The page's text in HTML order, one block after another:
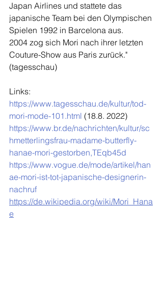
Japan Airlines und stattete das
japanische Team bei den Olympischen
Spielen 1992 in Barcelona aus.
2004 zog sich Mori nach ihrer letzten
Couture-Show aus Paris zurück."
(tagesschau)
Links:
https://www.tagesschau.de/kultur/tod-
mori-mode-101.html (18.8. 2022)
https://www.br.de/nachrichten/kultur/sc
hmetterlingsfrau-madame-butterfly-
hanae-mori-gestorben,TEqb45d
https://www.vogue.de/mode/artikel/han
ae-mori-ist-tot-japanische-designerin-
nachruf
https://de.wikipedia.org/wiki/Mori_Hana
e